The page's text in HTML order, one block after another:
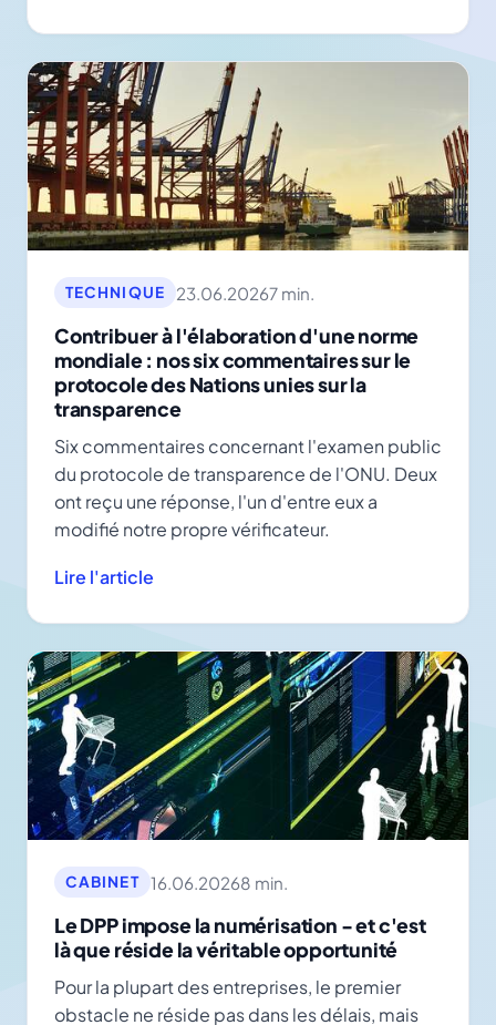
TECHNIQUE 23.06.20267 min.
Contribuer à l'élaboration d'une norme
mondiale : nos six commentaires sur le
protocole des Nations unies sur la
transparence
Six commentaires concernant l'examen public
du protocole de transparence de l'ONU. Deux
ont reçu une réponse, l'un d'entre eux a
modifié notre propre vérificateur.
Lire l'article
CABINET 16.06.20268 min.
Le DPP impose la numérisation - et c'est
là que réside la véritable opportunité
Pour la plupart des entreprises, le premier
obstacle ne réside pas dans les délais, mais